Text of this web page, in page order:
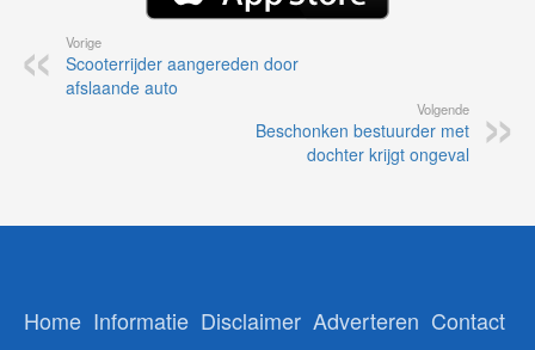
Vorige
Scooterrijder aangereden door
afslaande auto
Volgende
Beschonken bestuurder met
dochter krijgt ongeval
Home Informatie Disclaimer Adverteren Contact